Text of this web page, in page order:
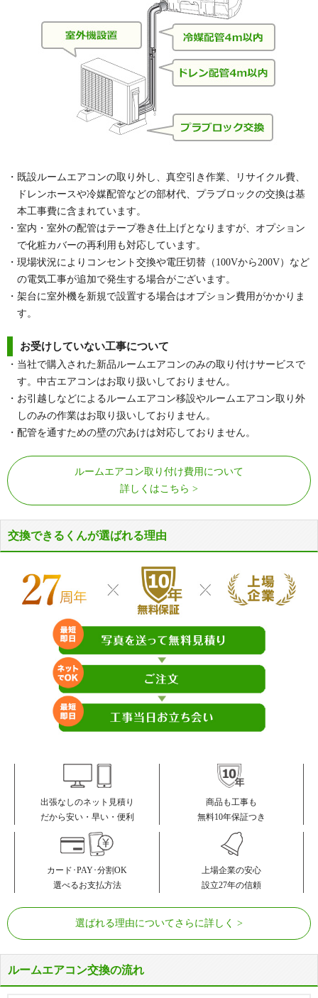
・既設ルームエアコンの取り外し、真空引き作業、リサイクル費、
ドレンホースや冷媒配管などの部材代、プラブロックの交換は基
本工事費に含まれています。
・室内・室外の配管はテープ巻き仕上げとなりますが、オプション
で化粧カバーの再利用も対応しています。
・現場状況によりコンセント交換や電圧切替（100Vから200V）など
の電気工事が追加で発生する場合がございます。
・架台に室外機を新規で設置する場合はオプション費用がかかりま
す。
お受けしていない工事について
・当社で購入された新品ルームエアコンのみの取り付けサービスで
す。中古エアコンはお取り扱いしておりません。
・お引越しなどによるルームエアコン移設やルームエアコン取り外
しのみの作業はお取り扱いしておりません。
・配管を通すための壁の穴あけは対応しておりません。
ルームエアコン取り付け費用について
詳しくはこちら
交換できるくんが選ばれる理由
出張なしのネット見積り
だから安い・早い・便利
商品も工事も
無料10年保証つき
カード･PAY･分割OK
選べるお支払方法
上場企業の安心
設立27年の信頼
選ばれる理由についてさらに詳しく
ルームエアコン交換の流れ